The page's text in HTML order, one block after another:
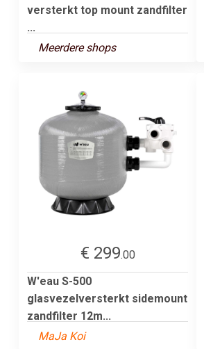
versterkt top mount zandfilter
...
Meerdere shops
€ 299.00
W'eau S-500
glasvezelversterkt sidemount
zandfilter 12m...
MaJa Koi